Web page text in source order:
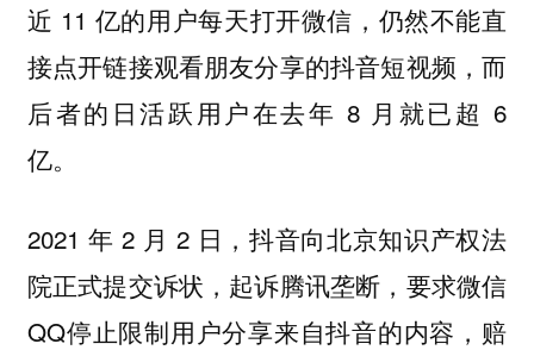
近 11 亿的用户每天打开微信，仍然不能直
接点开链接观看朋友分享的抖音短视频，而
后者的日活跃用户在去年 8 月就已超 6
亿。
2021 年 2 月 2 日，抖音向北京知识产权法
院正式提交诉状，起诉腾讯垄断，要求微信
QQ停止限制用户分享来自抖音的内容，赔